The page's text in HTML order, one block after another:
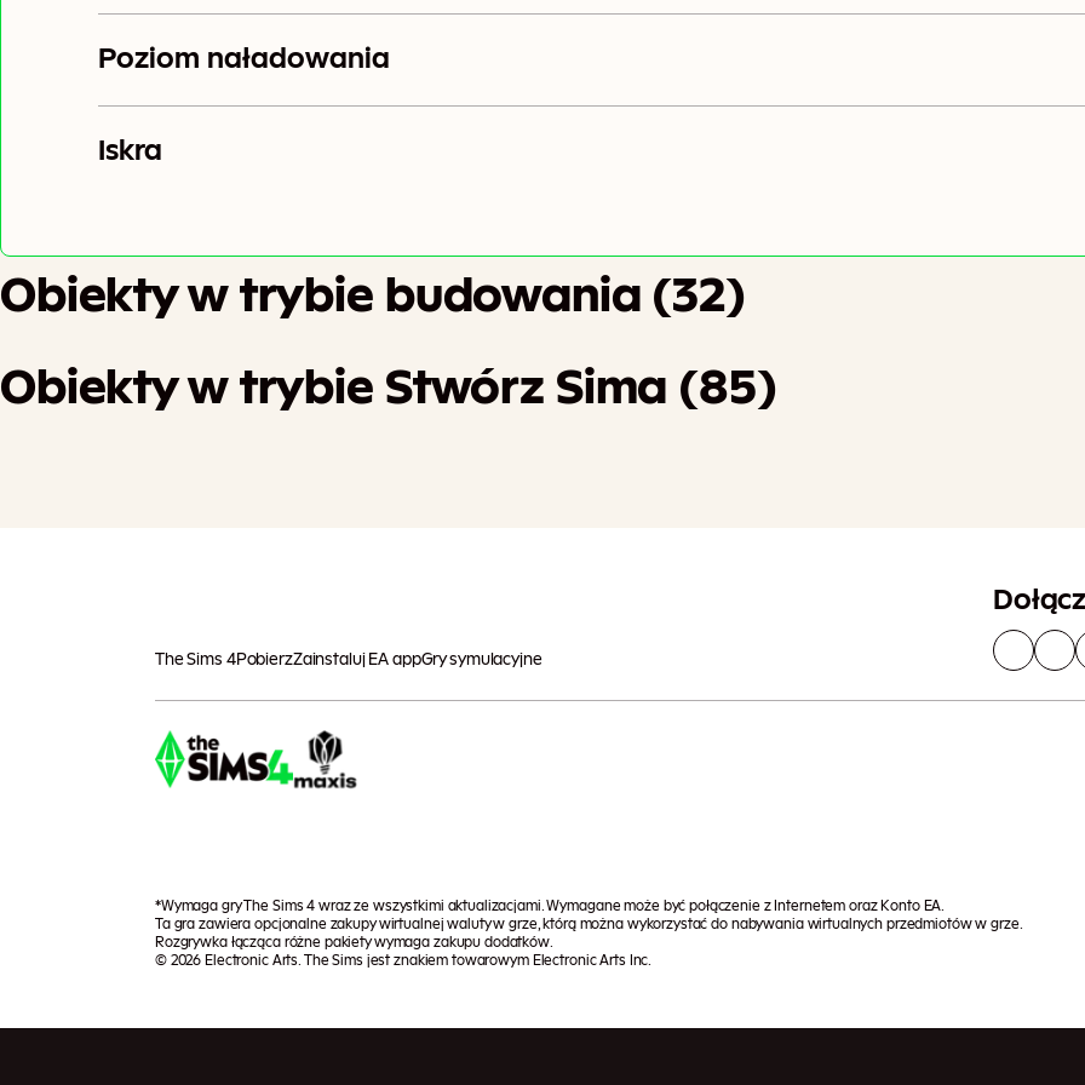
Poziom naładowania
Iskra
Obiekty w trybie budowania (32)
Obiekty w trybie Stwórz Sima (85)
The Sims 4PobierzZainstaluj EA appGry symulacyjne
*Wymaga gry The Sims 4 wraz ze wszystkimi aktualizacjami. Wymagane może być połączenie z Internetem oraz Konto EA.
Ta gra zawiera opcjonalne zakupy wirtualnej waluty w grze, którą można wykorzystać do nabywania wirtualnych przedmiotów w grze.
Rozgrywka łącząca różne pakiety wymaga zakupu dodatków.
© 2026 Electronic Arts. The Sims jest znakiem towarowym Electronic Arts Inc.